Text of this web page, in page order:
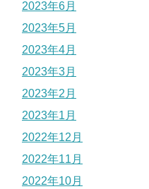
2023年6月
2023年5月
2023年4月
2023年3月
2023年2月
2023年1月
2022年12月
2022年11月
2022年10月